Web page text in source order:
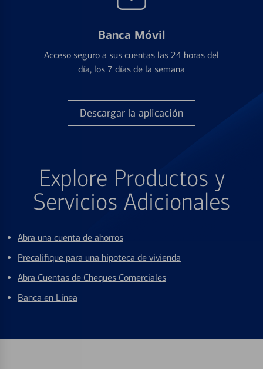
Banca Móvil
Acceso seguro a sus cuentas las 24 horas del
día, los 7 días de la semana
Descargar la aplicación
Explore Productos y
Servicios Adicionales
Abra una cuenta de ahorros
Precalifique para una hipoteca de vivienda
Abra Cuentas de Cheques Comerciales
Banca en Línea